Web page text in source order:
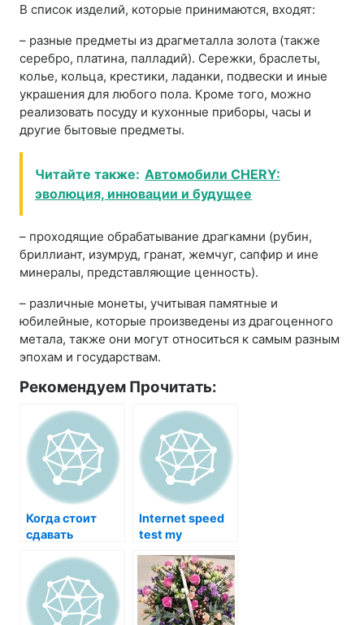
В список изделий, которые принимаются, входят:
– разные предметы из драгметалла золота (также
серебро, платина, палладий). Сережки, браслеты,
колье, кольца, крестики, ладанки, подвески и иные
украшения для любого пола. Кроме того, можно
реализовать посуду и кухонные приборы, часы и
другие бытовые предметы.
Читайте также: Автомобили CHERY:
эволюция, инновации и будущее
– проходящие обрабатывание драгкамни (рубин,
бриллиант, изумруд, гранат, жемчуг, сапфир и ине
минералы, представляющие ценность).
– различные монеты, учитывая памятные и
юбилейные, которые произведены из драгоценного
метала, также они могут относиться к самым разным
эпохам и государствам.
Рекомендуем Прочитать:
Когда стоит
сдавать
украшения в
скупку?
Internet speed
test my